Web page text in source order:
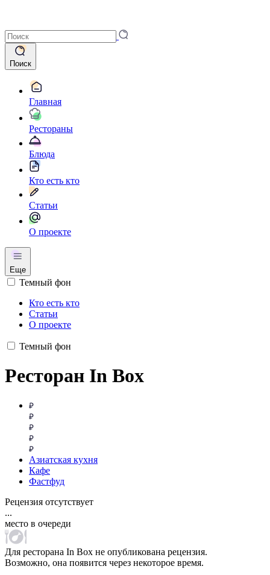
Поиск
Главная
Рестораны
Блюда
Кто есть кто
Статьи
О проекте
Еще
Темный фон
Кто есть кто
Статьи
О проекте
Темный фон
Ресторан In Box
Азиатская кухня
Кафе
Фастфуд
Рецензия отсутствует
...
место в очереди
Для ресторана In Box не опубликована рецензия.
Возможно, она появится через некоторое время.